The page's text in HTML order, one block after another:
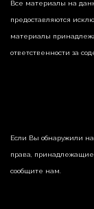
Все материалы на
предоставляются
материалы
ответственности за
Если Вы обнаружили
права,
сообщите нам.